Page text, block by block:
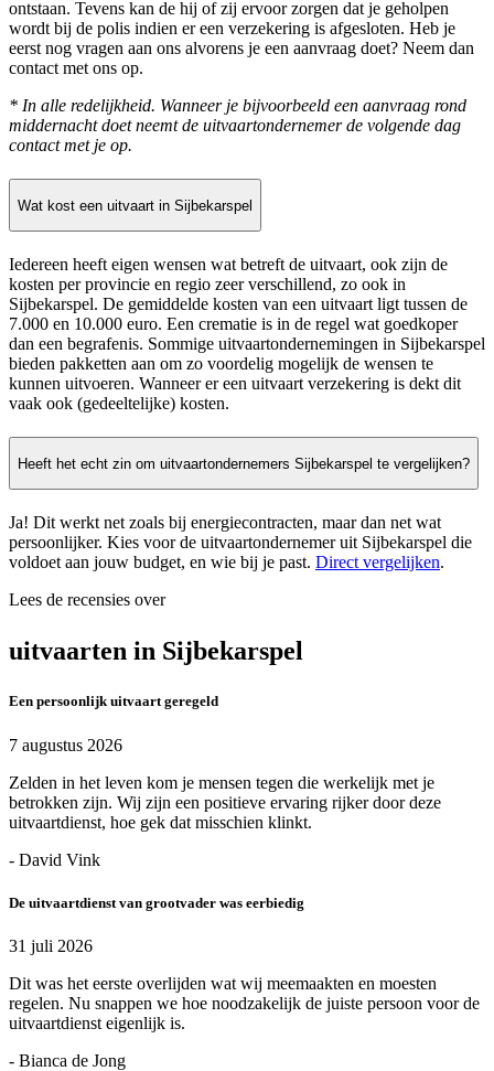
ontstaan. Tevens kan de hij of zij ervoor zorgen dat je geholpen
wordt bij de polis indien er een verzekering is afgesloten. Heb je
eerst nog vragen aan ons alvorens je een aanvraag doet? Neem dan
contact met ons op.
* In alle redelijkheid. Wanneer je bijvoorbeeld een aanvraag rond
middernacht doet neemt de uitvaartondernemer de volgende dag
contact met je op.
Wat kost een uitvaart in Sijbekarspel
Iedereen heeft eigen wensen wat betreft de uitvaart, ook zijn de
kosten per provincie en regio zeer verschillend, zo ook in
Sijbekarspel. De gemiddelde kosten van een uitvaart ligt tussen de
7.000 en 10.000 euro. Een crematie is in de regel wat goedkoper
dan een begrafenis. Sommige uitvaartondernemingen in Sijbekarspel
bieden pakketten aan om zo voordelig mogelijk de wensen te
kunnen uitvoeren. Wanneer er een uitvaart verzekering is dekt dit
vaak ook (gedeeltelijke) kosten.
Heeft het echt zin om uitvaartondernemers Sijbekarspel te vergelijken?
Ja! Dit werkt net zoals bij energiecontracten, maar dan net wat
persoonlijker. Kies voor de uitvaartondernemer uit Sijbekarspel die
voldoet aan jouw budget, en wie bij je past. Direct vergelijken.
Lees de recensies over
uitvaarten in Sijbekarspel
Een persoonlijk uitvaart geregeld
7 augustus 2026
Zelden in het leven kom je mensen tegen die werkelijk met je
betrokken zijn. Wij zijn een positieve ervaring rijker door deze
uitvaartdienst, hoe gek dat misschien klinkt.
- David Vink
De uitvaartdienst van grootvader was eerbiedig
31 juli 2026
Dit was het eerste overlijden wat wij meemaakten en moesten
regelen. Nu snappen we hoe noodzakelijk de juiste persoon voor de
uitvaartdienst eigenlijk is.
- Bianca de Jong